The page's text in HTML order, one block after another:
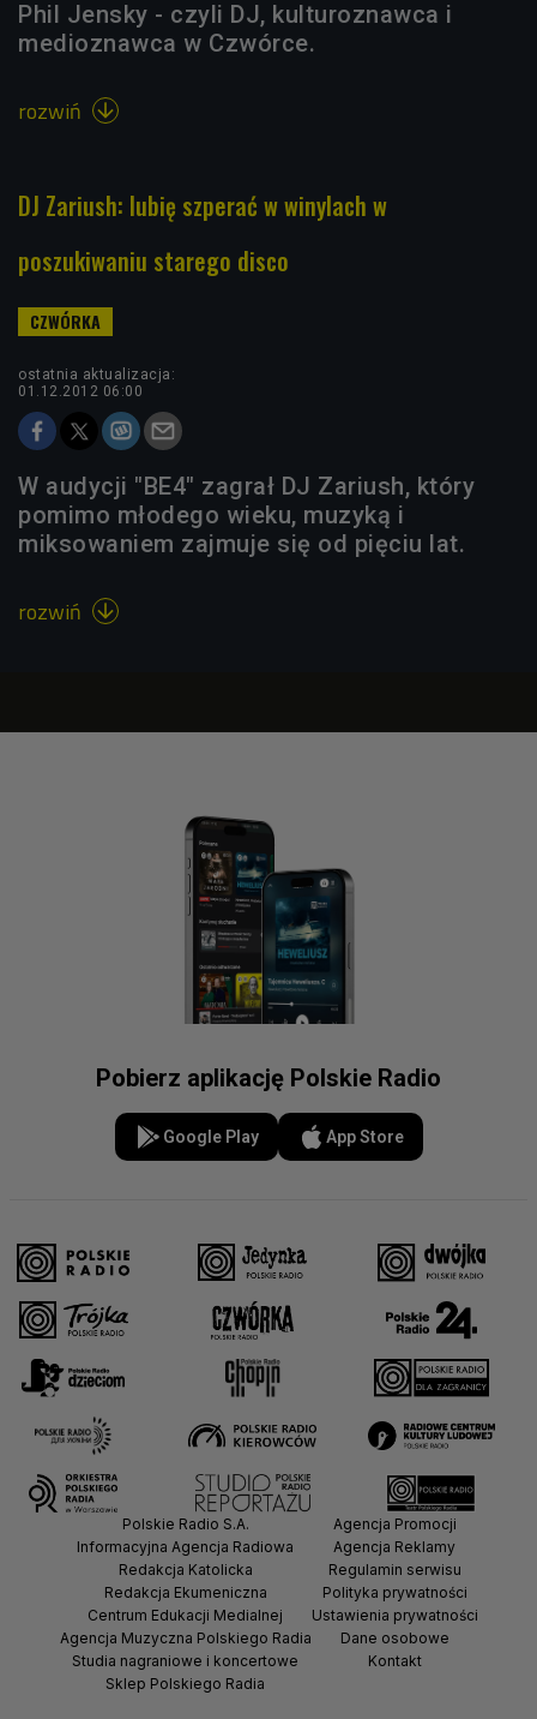
Phil Jensky - czyli DJ, kulturoznawca i
medioznawca w Czwórce.
rozwiń 
DJ Zariush: lubię szperać w winylach w
poszukiwaniu starego disco
ostatnia aktualizacja:
01.12.2012 06:00
W audycji "BE4" zagrał DJ Zariush, który
pomimo młodego wieku, muzyką i
miksowaniem zajmuje się od pięciu lat.
rozwiń 
Pobierz aplikację Polskie Radio
Google Play App Store
Polskie Radio S.A.
Informacyjna Agencja Radiowa
Redakcja Katolicka
Redakcja Ekumeniczna
Centrum Edukacji Medialnej
Agencja Muzyczna Polskiego Radia
Studia nagraniowe i koncertowe
Sklep Polskiego Radia
Agencja Promocji
Agencja Reklamy
Regulamin serwisu
Polityka prywatności
Ustawienia prywatności
Dane osobowe
Kontakt